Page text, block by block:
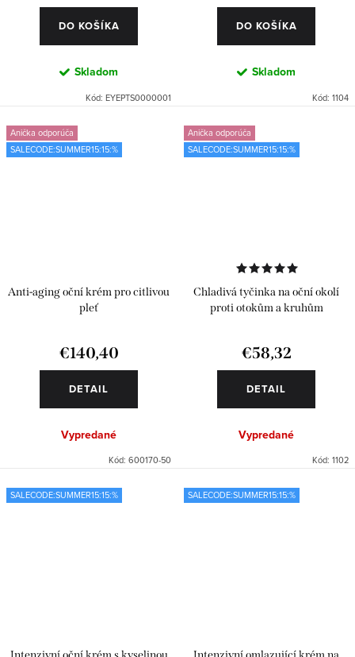
DO KOŠÍKA
Skladom
Kód: EYEPTS0000001
DO KOŠÍKA
Skladom
Kód: 1104
Anička odporúča
SALECODE:SUMMER15:15:%
Anti-aging oční krém pro citlivou
pleť
€140,40
DETAIL
Vypredané
Kód: 600170-50
Anička odporúča
SALECODE:SUMMER15:15:%
Chladivá tyčinka na oční okolí
proti otokům a kruhům
€58,32
DETAIL
Vypredané
Kód: 1102
SALECODE:SUMMER15:15:% SALECODE:SUMMER15:15:%